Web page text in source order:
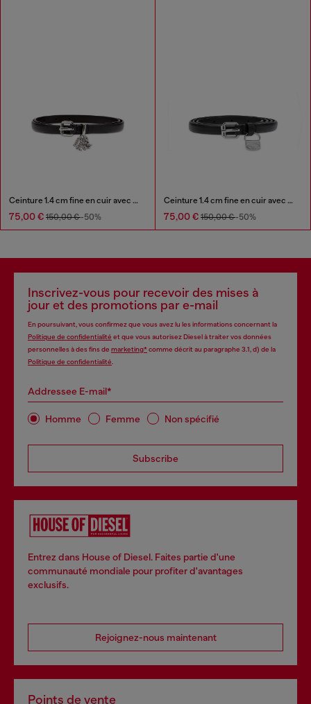
Ceinture 1.4 cm fine en cuir avec charms à logo
75,00 € 150,00 €-50%
Ceinture 1.4 cm fine en cuir avec bijou de sac 1DR
75,00 € 150,00 €-50%
Inscrivez-vous pour recevoir des mises à
jour et des promotions par e-mail
En poursuivant, vous confirmez que vous avez lu les informations concernant la
Politique de confidentialité et que vous autorisez Diesel à traiter vos données
personnelles à des fins de marketing*comme décrit au paragraphe 3.1, d) de la
Politique de confidentialité
Addressee E-mail*
Homme Femme Non spécifié
Subscribe
Entrez dans House of Diesel. Faites partie d'une
communauté mondiale pour profiter d'avantages
exclusifs.
Rejoignez-nous maintenant
Points de vente